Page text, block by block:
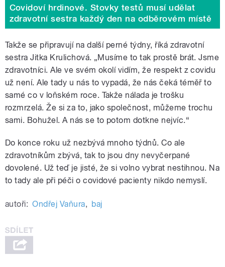
Covidoví hrdinové. Stovky testů musí udělat
zdravotní sestra každý den na odběrovém místě
Takže se připravují na další perné týdny, říká zdravotní
sestra Jitka Krulichová. „Musíme to tak prostě brát. Jsme
zdravotníci. Ale ve svém okolí vidím, že respekt z covidu
už není. Ale tady u nás to vypadá, že nás čeká téměř to
samé co v loňském roce. Takže nálada je trošku
rozmrzelá. Že si za to, jako společnost, můžeme trochu
sami. Bohužel. A nás se to potom dotkne nejvíc.“
Do konce roku už nezbývá mnoho týdnů. Co ale
zdravotníkům zbývá, tak to jsou dny nevyčerpané
dovolené. Už teď je jisté, že si volno vybrat nestihnou. Na
to tady ale při péči o covidové pacienty nikdo nemyslí.
autoři: Ondřej Vaňura, baj